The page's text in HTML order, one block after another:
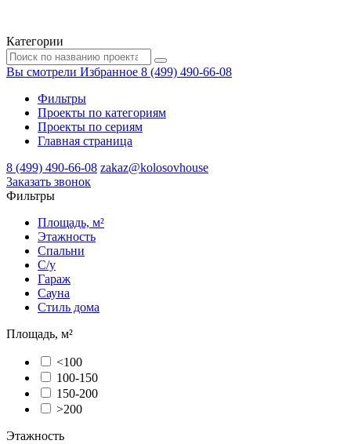
Категории
Вы смотрели Избранное 8 (499) 490-66-08
Фильтры
Проекты по категориям
Проекты по сериям
Главная страница
8 (499) 490-66-08 zakaz@kolosovhouse
3аказать звонок
Фильтры
Площадь, м²
Этажность
Спальни
С/у
Гараж
Сауна
Стиль дома
Площадь, м²
<100
100-150
150-200
>200
Этажность